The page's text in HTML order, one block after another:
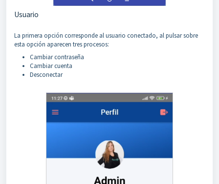
Usuario
La primera opción corresponde al usuario conectado, al pulsar sobre
esta opción aparecen tres procesos:
Cambiar contraseña
Cambiar cuenta
Desconectar